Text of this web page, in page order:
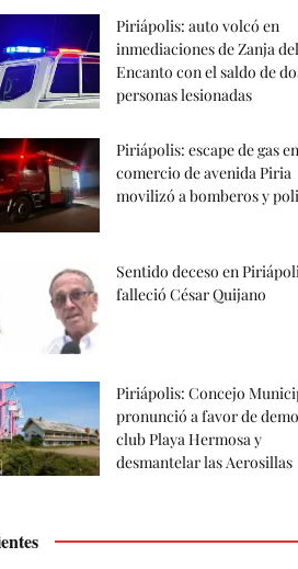
Piriápolis: auto volcó en
inmediaciones de Zanja del
Encanto con el saldo de
personas lesionadas
Piriápolis: escape de gas en
comercio de avenida Piria
movilizó a bomberos y
Sentido deceso en
falleció César Quijano
Piriápolis: Concejo
pronunció a favor de
club Playa Hermosa y
desmantelar las Aerosillas